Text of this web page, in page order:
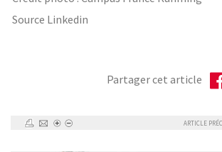
Source Linkedin
Partager cet article
ARTICLE